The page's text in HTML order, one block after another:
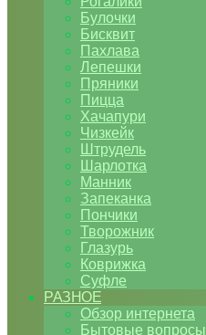
Булочки
Бисквит
Пахлава
Лепешки
Пряники
Пицца
Хачапури
Чизкейк
Штрудель
Шарлотка
Манник
Запеканка
Пончики
Творожник
Глазурь
Коврижка
Суфле
РАЗНОЕ
Обзор интернета
Бытовые вопросы